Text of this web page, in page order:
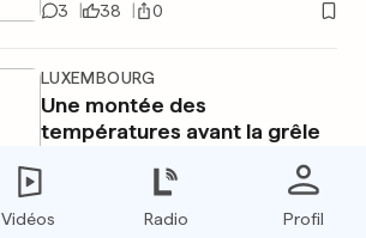
3 38 0
LUXEMBOURG
Une montée des
températures avant la grêle
Vidéos Radio Profil